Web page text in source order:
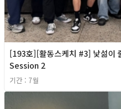
[193호][활동스케치 #3] 낯섦이
Session 2
기간 : 7월